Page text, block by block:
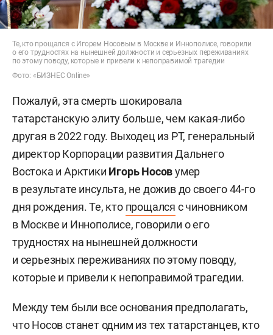
Те, кто прощался с Игорем Носовым в Москве и Иннополисе, говорили
о его трудностях на нынешней должности и серьезных переживаниях
по этому поводу, которые и привели к непоправимой трагедии
Фото: «БИЗНЕС Online»
Пожалуй, эта смерть шокировала
татарстанскую элиту больше, чем какая-либо
другая в 2022 году. Выходец из РТ, генеральный
директор Корпорации развития Дальнего
Востока и Арктики Игорь Носовумер
в результате инсульта, не дожив до своего 44-го
дня рождения. Те, кто прощался с чиновником
в Москве и Иннополисе, говорили о его
трудностях на нынешней должности
и серьезных переживаниях по этому поводу,
которые и привели к непоправимой трагедии.
Между тем были все основания предполагать,
что Носов станет одним из тех татарстанцев, кто